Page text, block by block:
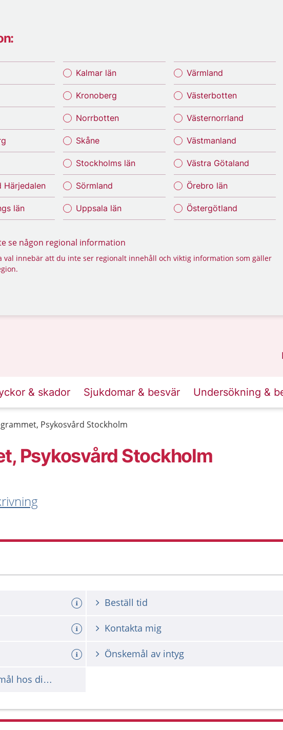
Härjedalen
län
Kalmar län
Kronoberg
Norrbotten
Skåne
Stockholms län
Sörmland
Uppsala län
Värmland
Västerbotten
Västernorrland
Västmanland
Västra Götaland
Örebro län
Östergötland
se någon regional information
val innebär att du inte ser regionalt innehåll och viktig information som gäller
& skador Sjukdomar & besvär Undersökning &
Psykosvård Stockholm
Psykosvård Stockholm
Beställ tid
Kontakta mig
Önskemål av intyg
Lämna synpunkter och klagomål hos din vårdgivare